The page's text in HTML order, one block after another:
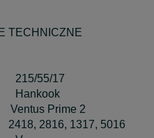
215/55/17
Prime 2
1317, 5016